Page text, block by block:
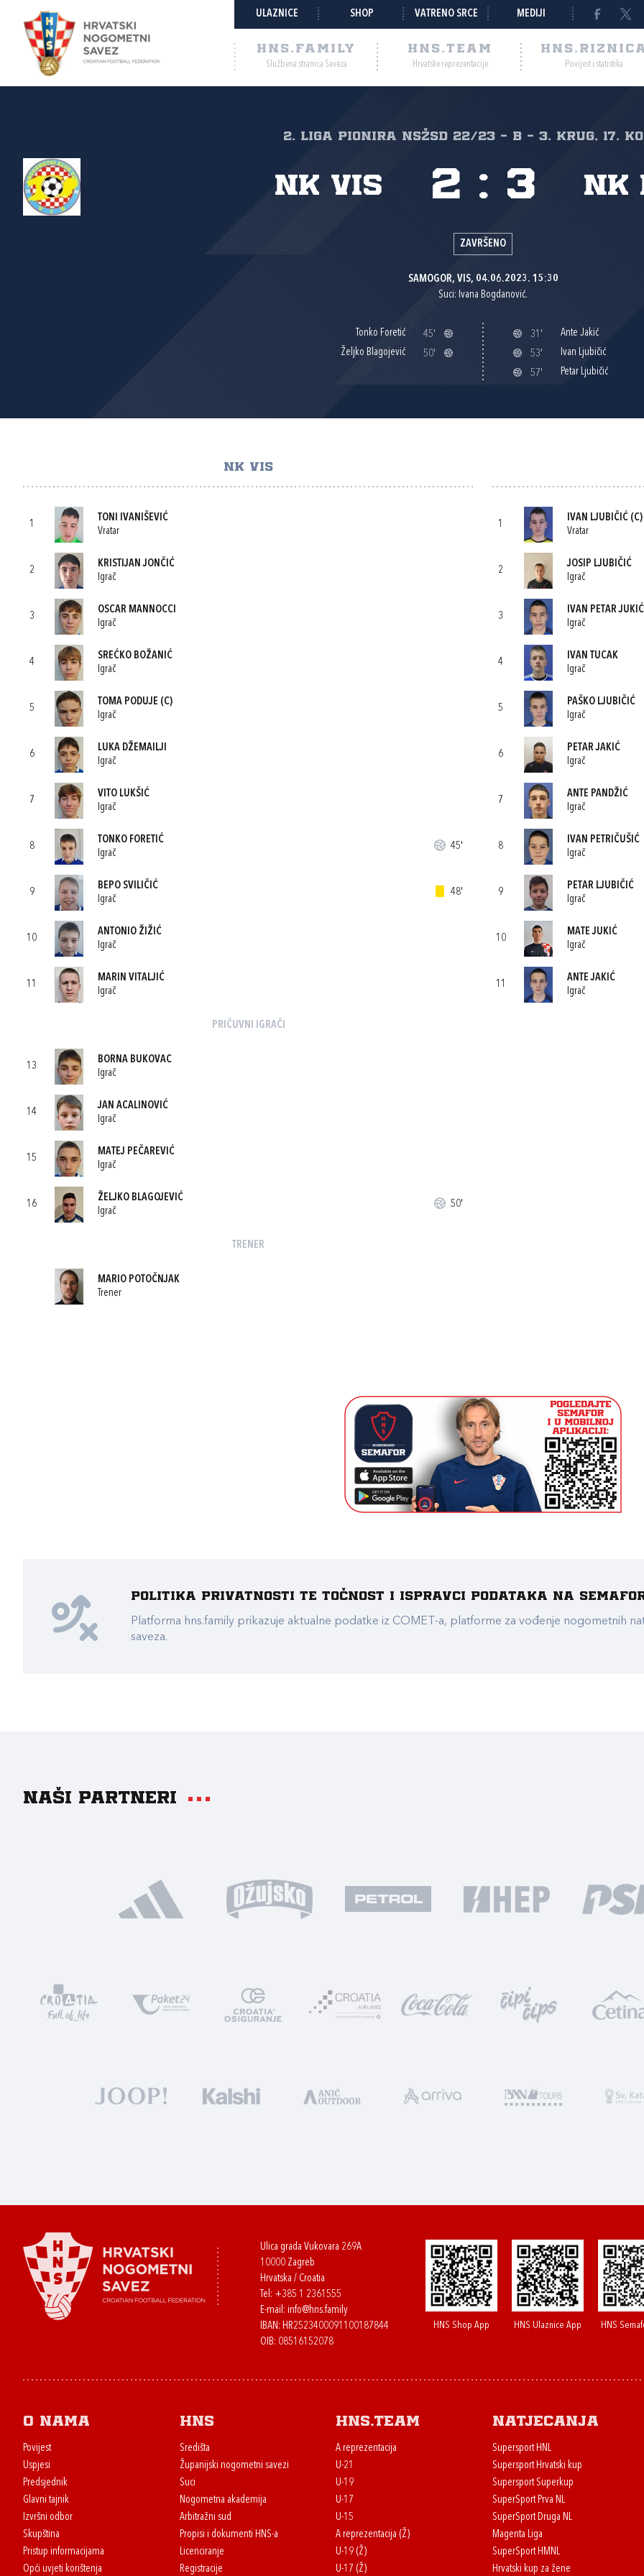
ULAZNICE SHOP VATRENO SRCE MEDIJI
HNS.FAMILY
Službena stranica Saveza
HNS.TEAM
Hrvatske reprezentacije Povijest i statistika
2. liga pionira NSŽSD 22/23 - B - 3. krug, 17.
NK Vis 2 : 3
ZAVRŠENO
SAMOGOR, VIS, 04.06.2023. 15:30
Suci: Ivana Bogdanović.
Tonko Foretić
45'
Željko Blagojević
50'
31'
Ante Jakić
53'
Ivan Ljubičić
57'
Petar Ljubičić
NK VIS
1
TONI IVANIŠEVIĆ
Vratar
2
KRISTIJAN JONČIĆ
Igrač
3
OSCAR MANNOCCI
Igrač
4
SREĆKO BOŽANIĆ
Igrač
5
TOMA PODUJE (C)
Igrač
6
LUKA DŽEMAILJI
Igrač
7
VITO LUKŠIĆ
Igrač
8
TONKO FORETIĆ
Igrač
45'
9
BEPO SVILIČIĆ
Igrač
48'
10
ANTONIO ŽIŽIĆ
Igrač
11
MARIN VITALJIĆ
Igrač
PRIČUVNI IGRAČI
13
BORNA BUKOVAC
Igrač
14
JAN ACALINOVIĆ
Igrač
15
MATEJ PEČAREVIĆ
Igrač
16
ŽELJKO BLAGOJEVIĆ
Igrač
50'
TRENER
MARIO POTOČNJAK
Trener
1
IVAN LJUBIČIĆ(C)
Vratar
2
JOSIP LJUBIČIĆ
Igrač
3
IVAN PETAR JUKIĆ
Igrač
4
IVAN TUCAK
Igrač
5
PAŠKO LJUBIČIĆ
Igrač
6
PETAR JAKIĆ
Igrač
7
ANTE PANDŽIĆ
Igrač
8
IVAN PETRIČUŠIĆ
Igrač
9
PETAR LJUBIČIĆ
Igrač
10
MATE JUKIĆ
Igrač
11
ANTE JAKIĆ
Igrač
Politika privatnosti te točnost i ispravci podataka na
Platforma hns.family prikazuje aktualne podatke iz COMET-a, platforme za vođenje nogometnih
saveza.
Naši partneri
Ulica grada Vukovara 269A
10000 Zagreb
Hrvatska / Croatia
Tel: +385 1 2361555
E-mail: info@hns.family
IBAN: HR2523400091100187844
OIB: 08516152078
HNS Shop App HNS Ulaznice App HNS
O nama
Povijest
Uspjesi
Predsjednik
Glavni tajnik
Izvršni odbor
Skupština
Pristup informacijama
Opći uvjeti korištenja
HNS
Središta
Županijski nogometni savezi
Suci
Nogometna akademija
Arbitražni sud
Propisi i dokumenti HNS-a
Licenciranje
Registracije
HNS.team
A reprezentacija
U-21
U-19
U-17
U-15
A reprezentacija (Ž)
U-19 (Ž)
U-17 (Ž)
Natjecanja
Supersport HNL
Supersport Hrvatski kup
Supersport Superkup
SuperSport Prva NL
SuperSport Druga NL
Magenta Liga
SuperSport HMNL
Hrvatski kup za žene